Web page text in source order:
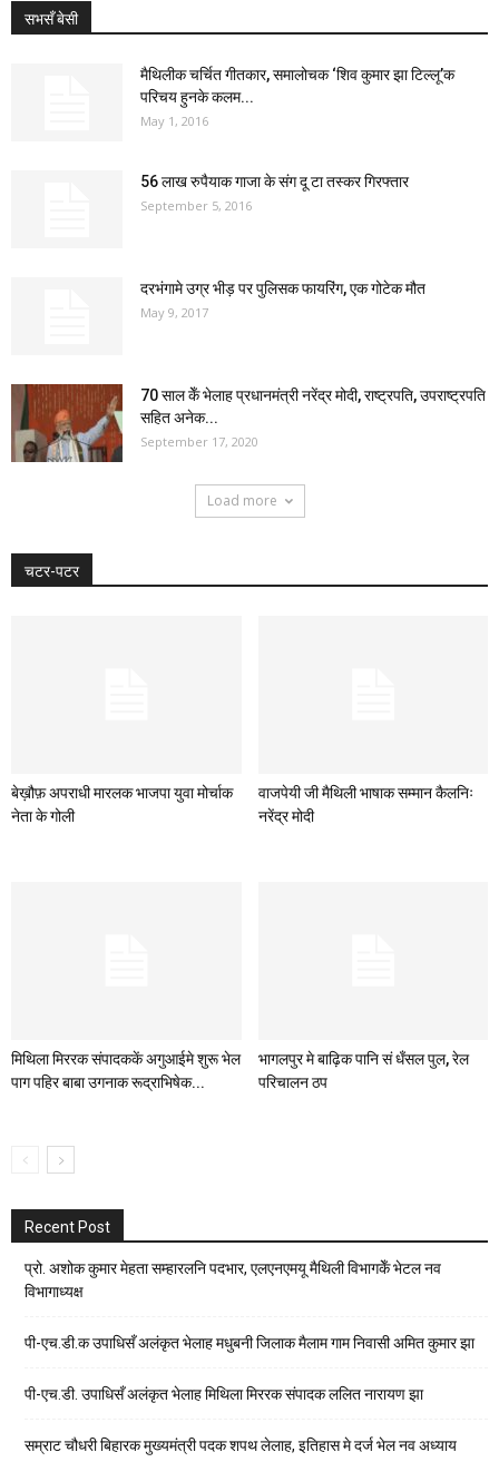
सभसँ बेसी
मैथिलीक चर्चित गीतकार, समालोचक ‘शिव कुमार झा टिल्लू’क
परिचय हुनके कलम...
May 1, 2016
56 लाख रुपैयाक गाजा के संग दू टा तस्कर गिरफ्तार
September 5, 2016
दरभंगामे उग्र भीड़ पर पुलिसक फायरिंग, एक गोटेक मौत
May 9, 2017
70 साल केँ भेलाह प्रधानमंत्री नरेंद्र मोदी, राष्ट्रपति, उपराष्ट्रपति
सहित अनेक...
September 17, 2020
Load more
चटर-पटर
बेख़ौफ़ अपराधी मारलक भाजपा युवा मोर्चाक
नेता के गोली
वाजपेयी जी मैथिली भाषाक सम्मान कैलनिः
नरेंद्र मोदी
मिथिला मिररक संपादककें अगुआईमे शुरू भेल
पाग पहिर बाबा उगनाक रूद्राभिषेक...
भागलपुर मे बाढ़िक पानि सं धँसल पुल, रेल
परिचालन ठप
Recent Post
प्रो. अशोक कुमार मेहता सम्हारलनि पदभार, एलएनएमयू मैथिली विभागकेँ भेटल नव
विभागाध्यक्ष
पी-एच.डी.क उपाधिसँ अलंकृत भेलाह मधुबनी जिलाक मैलाम गाम निवासी अमित कुमार झा
पी-एच.डी. उपाधिसँ अलंकृत भेलाह मिथिला मिररक संपादक ललित नारायण झा
सम्राट चौधरी बिहारक मुख्यमंत्री पदक शपथ लेलाह, इतिहास मे दर्ज भेल नव अध्याय